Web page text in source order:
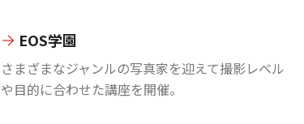
EOS学園
さまざまなジャンルの写真家を迎えて撮影レベル
や目的に合わせた講座を開催。